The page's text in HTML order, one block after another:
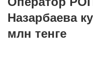
Назарбаева
млн тенге